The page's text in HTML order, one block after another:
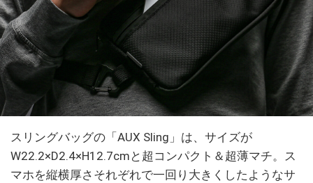
スリングバッグの「AUX Sling」は、サイズが
W22.2×D2.4×H12.7cmと超コンパクト＆超薄マチ。ス
マホを縦横厚さそれぞれで一回り大きくしたようなサ